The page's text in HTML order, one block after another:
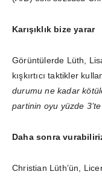
Karışıklık bize yarar
Görüntülerde Lüth,
kışkırtıcı taktikler
durumu ne kadar
partinin oyu yüzde 3’te
Daha sonra
Christian Lüth’ün,